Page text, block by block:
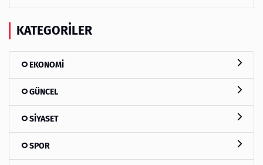
KATEGORILER
EKONOMİ
GÜNCEL
SİYASET
SPOR